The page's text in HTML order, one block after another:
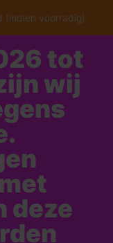
(indien voorradig)
tot
wij
deze